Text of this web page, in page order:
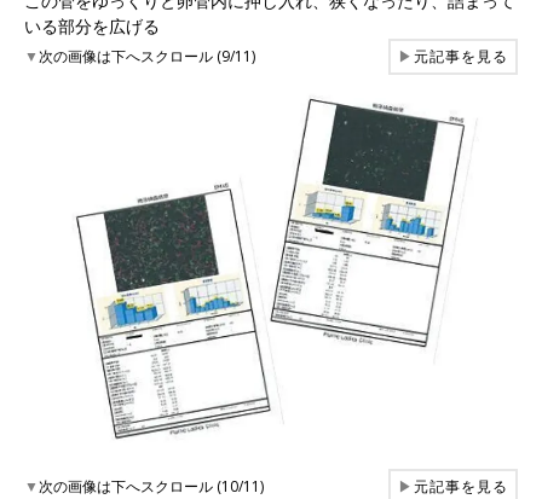
いる部分を広げる
▼次の画像は下へスクロール (9/11) ▶元記事を見る
▼次の画像は下へスクロール (10/11) ▶元記事を見る